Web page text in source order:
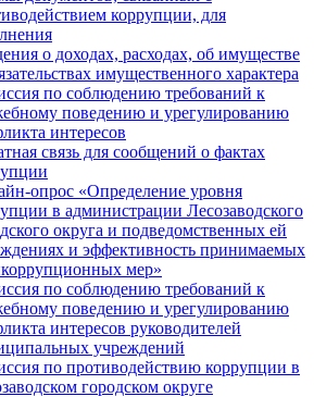
коррупции, для
о доходах, расходах, об имуществе
имущественного характера
по соблюдению требований к
поведению и урегулированию
интересов
связь для сообщений о фактах
опрос «Определение уровня
в администрации Лесозаводского
округа и подведомственных ей
и эффективность принимаемых
мер»
по соблюдению требований к
поведению и урегулированию
интересов руководителей
учреждений
по противодействию коррупции в
городском округе